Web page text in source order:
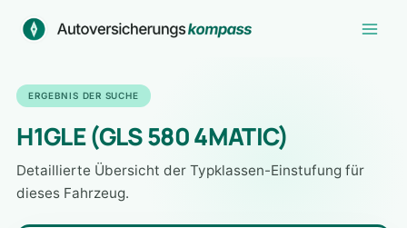
Inhalt
ERGEBNIS DER SUCHE
H1GLE (GLS 580 4MATIC)
Detaillierte Übersicht der Typklassen-Einstufung für
dieses Fahrzeug.